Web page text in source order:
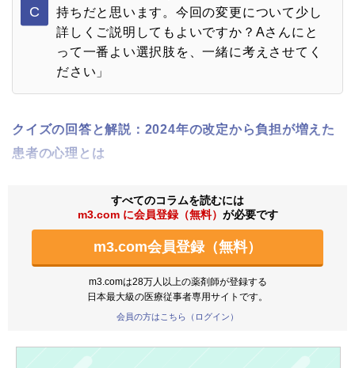
C
持ちだと思います。今回の変更について少し
詳しくご説明してもよいですか？Aさんにと
って一番よい選択肢を、一緒に考えさせてく
ださい」
クイズの回答と解説：2024年の改定から負担が増えた
患者の心理とは
すべてのコラムを読むには
m3.com に会員登録（無料） が必要です
m3.com会員登録（無料）
m3.comは28万人以上の薬剤師が登録する
日本最大級の医療従事者専用サイトです。
会員の方はこちら（ログイン）